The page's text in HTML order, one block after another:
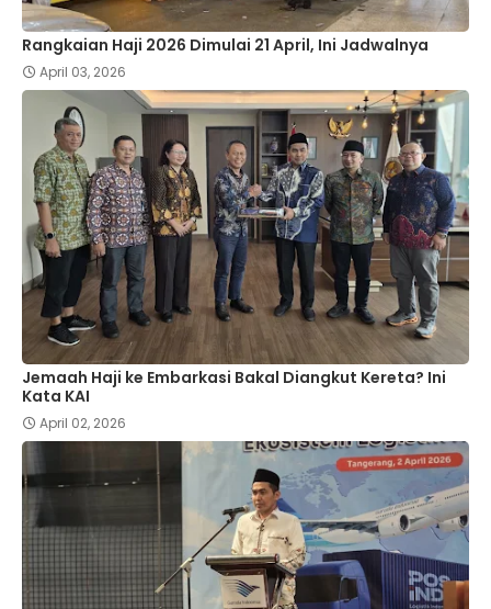
Rangkaian Haji 2026 Dimulai 21 April, Ini Jadwalnya
April 03, 2026
Jemaah Haji ke Embarkasi Bakal Diangkut Kereta? Ini
Kata KAI
April 02, 2026